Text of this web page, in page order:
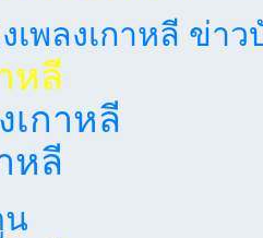
เพลงเกาหลี ข่าว
หลี
เกาหลี
หลี
น